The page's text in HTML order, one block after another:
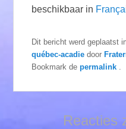
beschikbaar in
Dit bericht werd geplaatst
québec-acadie door
Bookmark depermalink
Reacties